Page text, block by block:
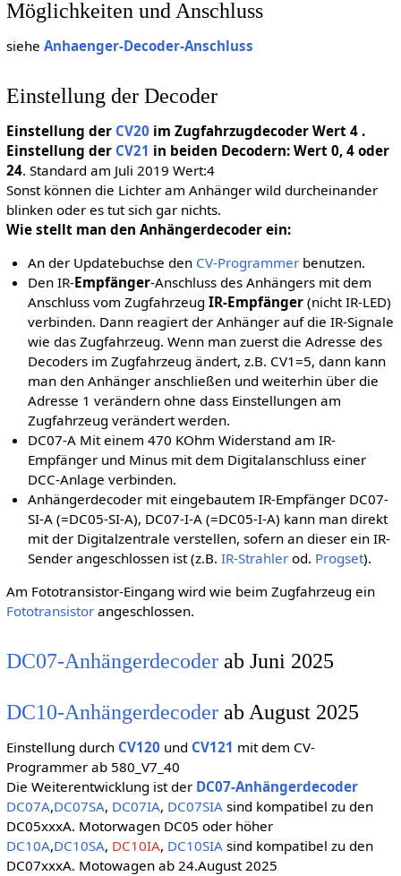
Möglichkeiten und Anschluss
siehe Anhaenger-Decoder-Anschluss
Einstellung der Decoder
Einstellung der CV20 im Zugfahrzugdecoder Wert 4 .
Einstellung der CV21 in beiden Decodern: Wert 0, 4 oder
24. Standard am Juli 2019 Wert:4
Sonst können die Lichter am Anhänger wild durcheinander
blinken oder es tut sich gar nichts.
Wie stellt man den Anhängerdecoder ein:
An der Updatebuchse den CV-Programmer benutzen.
Den IR-Empfänger-Anschluss des Anhängers mit dem
Anschluss vom ZugfahrzeugIR-Empfänger (nicht IR-LED)
verbinden. Dann reagiert der Anhänger auf die IR-Signale
wie das Zugfahrzeug. Wenn man zuerst die Adresse des
Decoders im Zugfahrzeug ändert, z.B. CV1=5, dann kann
man den Anhänger anschließen und weiterhin über die
Adresse 1 verändern ohne dass Einstellungen am
Zugfahrzeug verändert werden.
DC07-A Mit einem 470 KOhm Widerstand am IR-
Empfänger und Minus mit dem Digitalanschluss einer
DCC-Anlage verbinden.
Anhängerdecoder mit eingebautem IR-Empfänger DC07-
SI-A (=DC05-SI-A), DC07-I-A (=DC05-I-A) kann man direkt
mit der Digitalzentrale verstellen, sofern an dieser ein IR-
Sender angeschlossen ist (z.B.IR-Strahler od. Progset).
Am Fototransistor-Eingang wird wie beim Zugfahrzeug ein
Fototransistorangeschlossen.
DC07-Anhängerdecoderab Juni 2025
DC10-Anhängerdecoderab August 2025
Einstellung durch CV120 und CV121 mit dem CV-
Programmer ab 580_V7_40
Die Weiterentwicklung ist der DC07-Anhängerdecoder
DC07A,DC07SA, DC07IA, DC07SIAsind kompatibel zu den
DC05xxxA. Motorwagen DC05 oder höher
DC10A,DC10SA, DC10IA, DC10SIAsind kompatibel zu den
DC07xxxA. Motowagen ab 24.August 2025